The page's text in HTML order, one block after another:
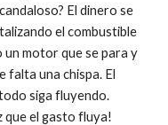
El dinero se
el combustible
un motor que se para y
falta una chispa. El
siga fluyendo.
que el gasto fluya!